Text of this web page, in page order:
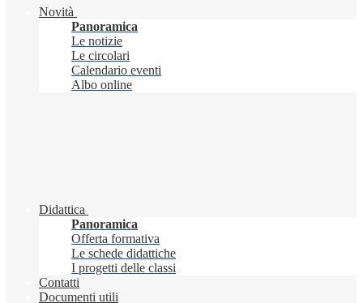
Novità
Panoramica
Le notizie
Le circolari
Calendario eventi
Albo online
Didattica
Panoramica
Offerta formativa
Le schede didattiche
I progetti delle classi
Contatti
Documenti utili